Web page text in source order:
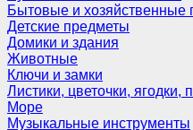
Бытовые и хозяйственные
Детские предметы
Домики и здания
Животные
Ключи и замки
Листики, цветочки, ягодки,
Море
Музыкальные инструменты